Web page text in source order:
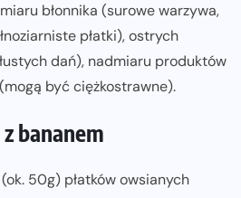
błonnika (surowe warzywa,
płatki), ostrych
dań), nadmiaru produktów
być ciężkostrawne).
bananem
50g) płatków owsianych